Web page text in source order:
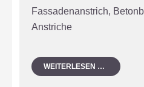
Fassadenanstrich,
Anstriche
WEITERLESEN …
&